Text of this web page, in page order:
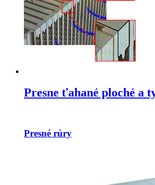
Presne ťahané ploché a
Presné rúry